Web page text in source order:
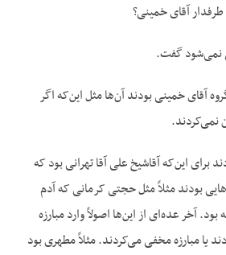
آقای خمینی؟
نمی‌شود گفت.
آقای خمینی بودند آن‌ها مثل این‌که اگر
نمی‌کردند.
برای این‌که آقاشیخ علی آقا تهرانی بود که
بودند مثلاً مثل حجتی کرمانی که آدم
آخر عده‌ای از این‌ها اصولاً وارد مبارزه
یا مبارزه مخفی می‌کردند. مثلاً مطهری بود